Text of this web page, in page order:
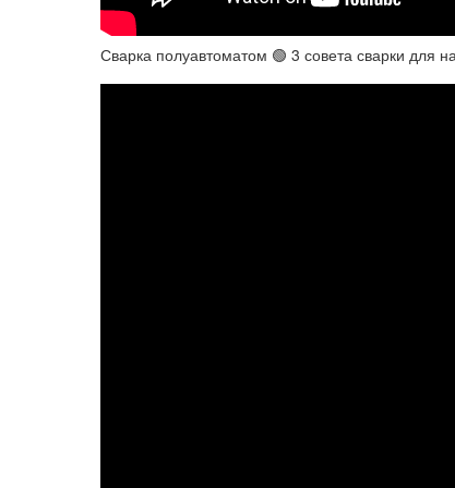
Сварка полуавтоматом 🟢 3 совета сварки для